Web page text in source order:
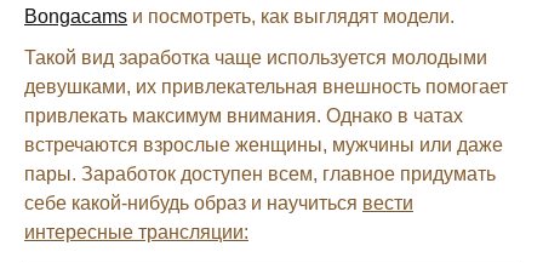
Bongacams и посмотреть, как выглядят модели.
Такой вид заработка чаще используется молодыми
девушками, их привлекательная внешность помогает
привлекать максимум внимания. Однако в чатах
встречаются взрослые женщины, мужчины или даже
пары. Заработок доступен всем, главное придумать
себе какой-нибудь образ и научиться вести
интересные трансляции: